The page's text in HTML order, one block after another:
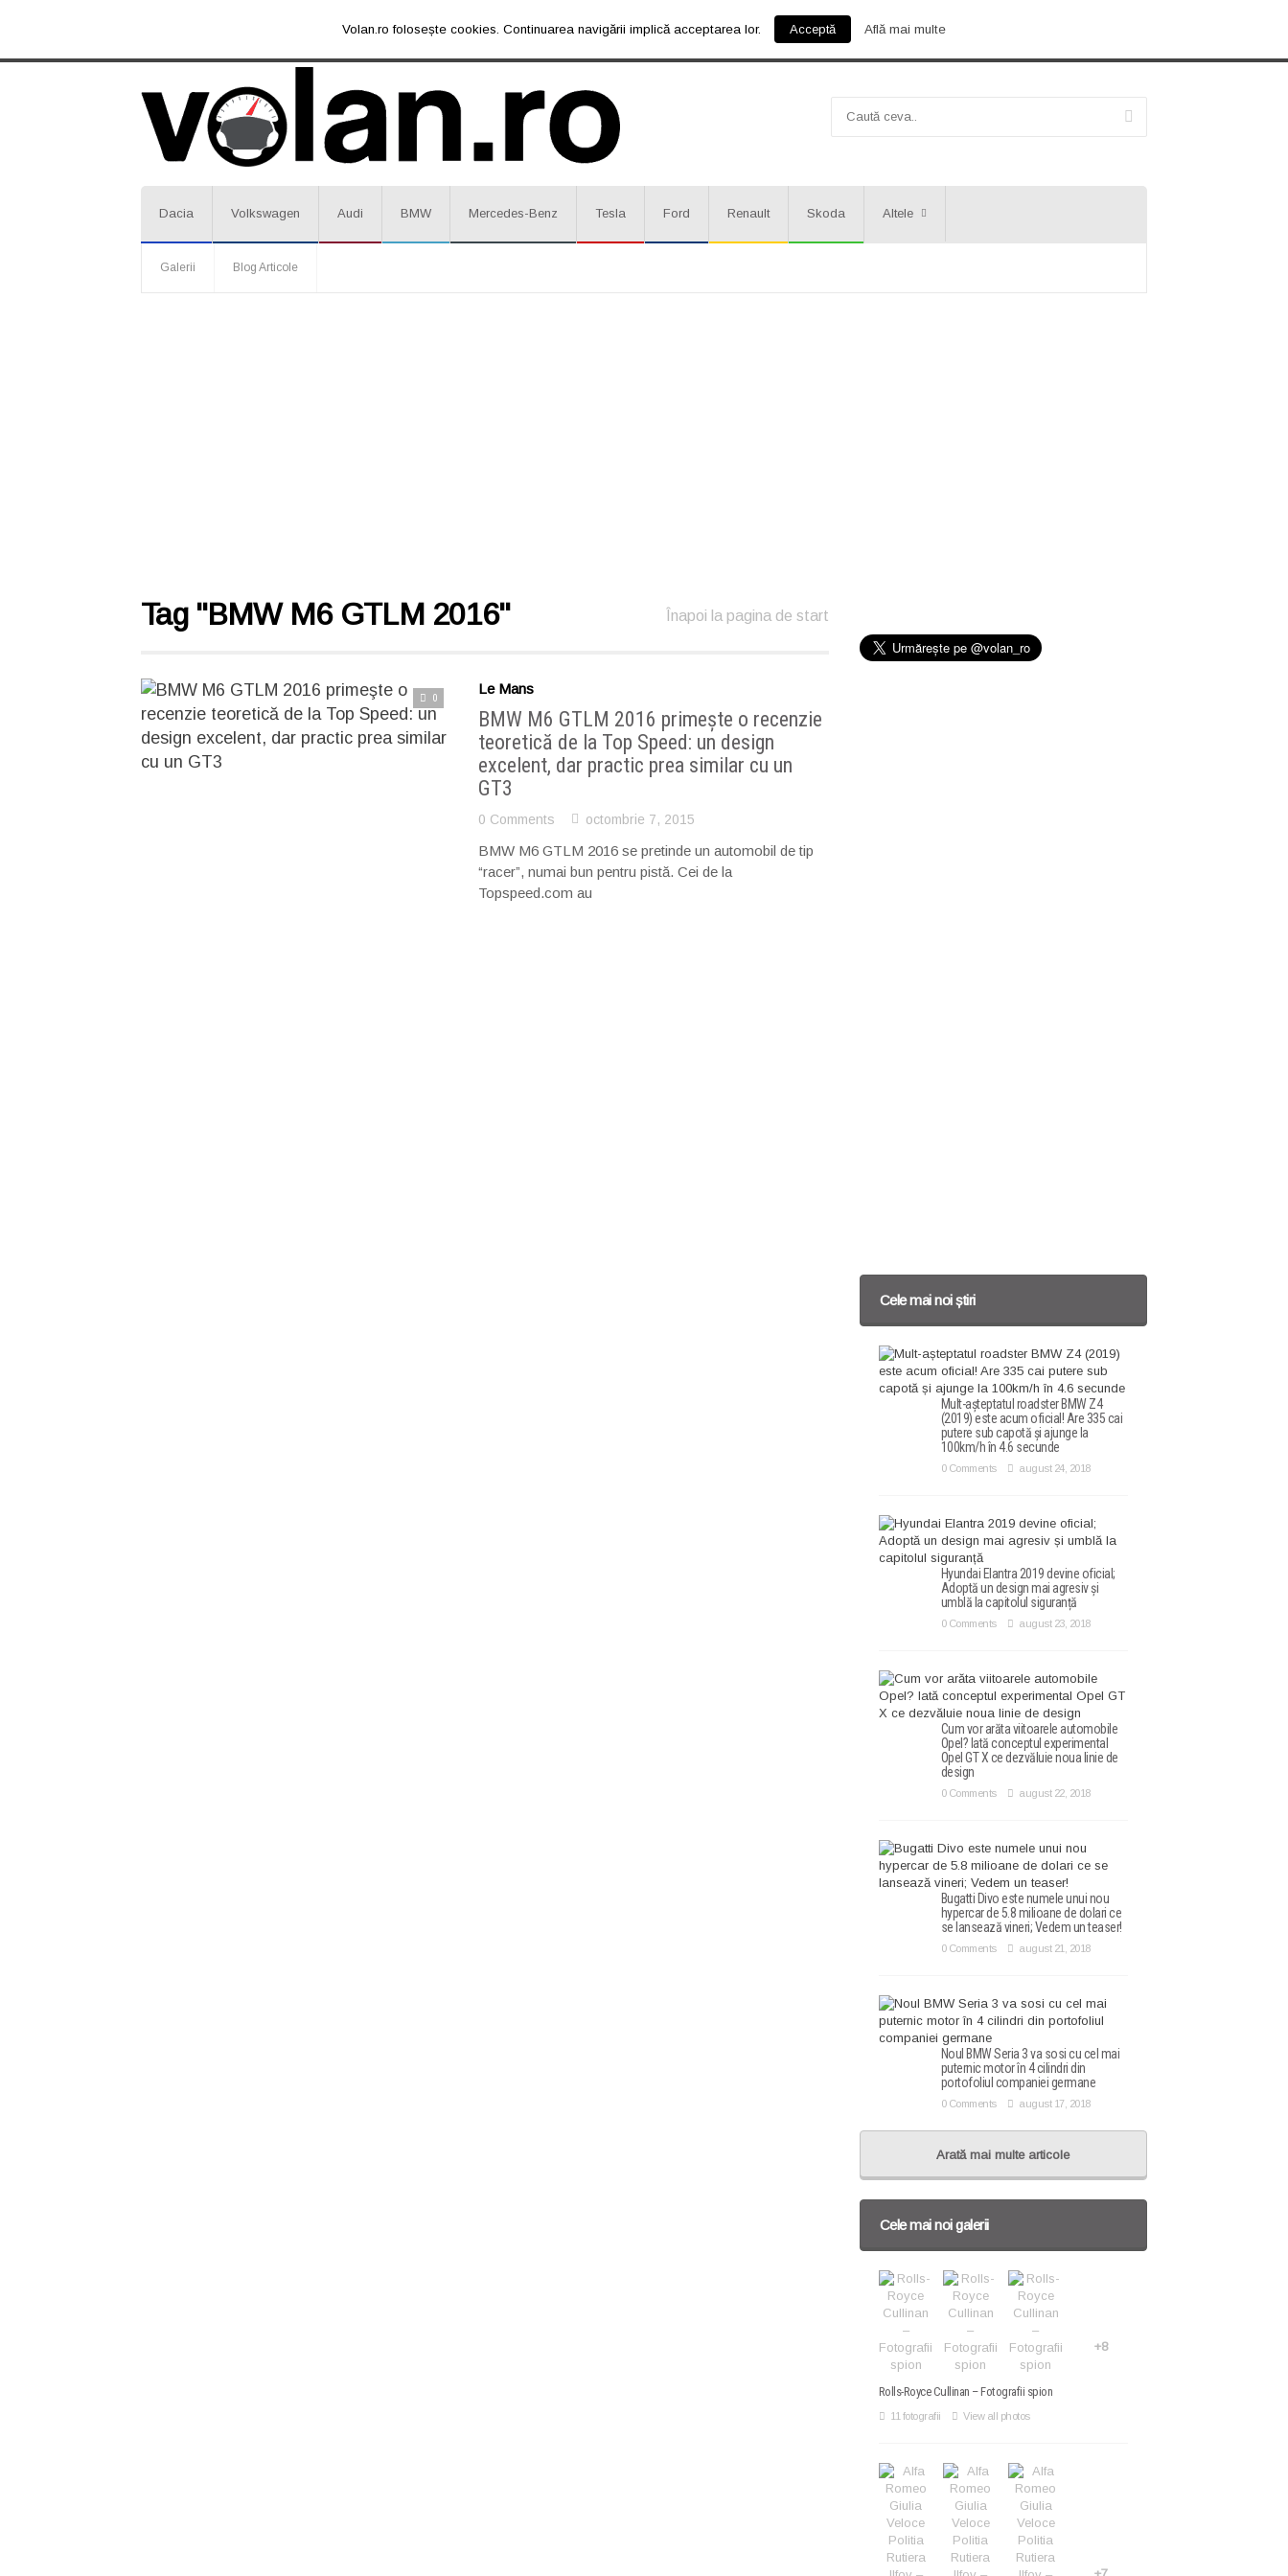
Dacia Volkswagen Audi BMW Mercedes-Benz Tesla Ford Renault Skoda Altele
Galerii Blog Articole
Înapoi la pagina de start
Tag "BMW M6 GTLM 2016"
0
Citește articolul complet
Le Mans
BMW M6 GTLM 2016 primeşte o recenzie
teoretică de la Top Speed: un design
excelent, dar practic prea similar cu un
GT3
0 Comments octombrie 7, 2015
BMW M6 GTLM 2016 se pretinde un automobil de tip
“racer”, numai bun pentru pistă. Cei de la
Topspeed.com au
Cele mai noi știri
Mult-așteptatul roadster BMW Z4
(2019) este acum oficial! Are 335 cai
putere sub capotă și ajunge la
100km/h în 4.6 secunde
0 Comments august 24, 2018
Hyundai Elantra 2019 devine oficial;
Adoptă un design mai agresiv și
umblă la capitolul siguranță
0 Comments august 23, 2018
Cum vor arăta viitoarele automobile
Opel? Iată conceptul experimental
Opel GT X ce dezvăluie noua linie de
design
0 Comments august 22, 2018
Bugatti Divo este numele unui nou
hypercar de 5.8 milioane de dolari ce
se lansează vineri; Vedem un teaser!
0 Comments august 21, 2018
Noul BMW Seria 3 va sosi cu cel mai
puternic motor în 4 cilindri din
portofoliul companiei germane
0 Comments august 17, 2018
Arată mai multe articole
Cele mai noi galerii
+8
Rolls-Royce Cullinan – Fotografii spion
11 fotografii View all photos
Volan.ro folosește cookies. Continuarea navigării implică acceptarea lor. Acceptă Află mai multe